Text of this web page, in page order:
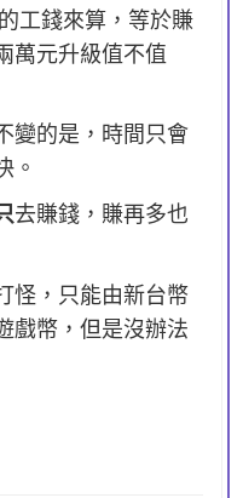
工錢來算，等於賺
萬元升級值不值
變的是，時間只會
。
去賺錢，賺再多也
怪，只能由新台幣
戲幣，但是沒辦法